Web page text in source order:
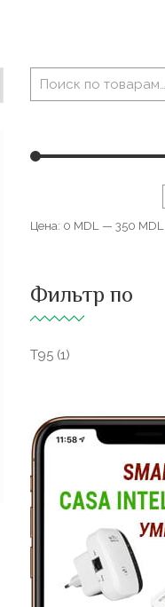
Цена: 0 MDL — 350 MDL
Фильтр по
T95 (1)